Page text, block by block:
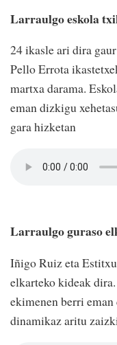
Larraulgo eskola
24 ikasle ari dira
Pello Errota
martxa darama.
eman dizkigu
gara hizketan
Larraulgo guraso
Iñigo Ruiz eta
elkarteko kideak
ekimenen berri
dinamikaz aritu